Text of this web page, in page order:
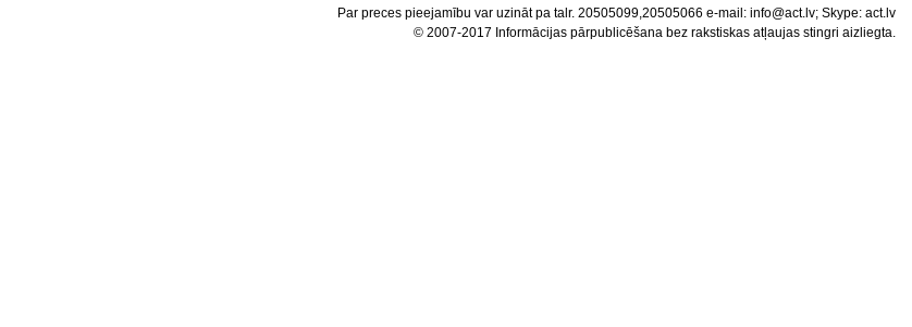
Par preces pieejamību var uzināt pa talr. 20505099,20505066 e-mail: info@act.lv; Skype: act.lv
© 2007-2017 Informācijas pārpublicēšana bez rakstiskas atļaujas stingri aizliegta.